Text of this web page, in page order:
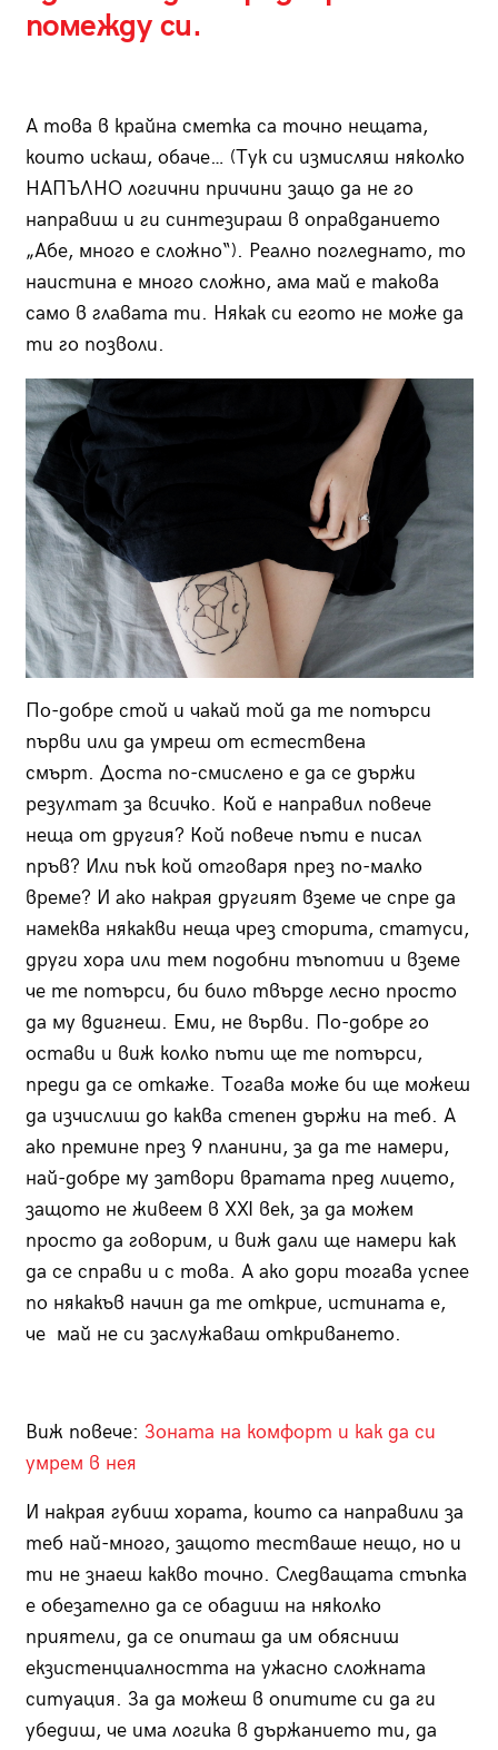
помежду си.
А това в крайна сметка са точно нещата,
които искаш, обаче… (Тук си измисляш няколко
НАПЪЛНО логични причини защо да не го
направиш и ги синтезираш в оправданието
„Абе, много е сложно“). Реално погледнато, то
наистина е много сложно, ама май е такова
само в главата ти. Някак си егото не може да
ти го позволи.
По-добре стой и чакай той да те потърси
първи или да умреш от естествена
смърт. Доста по-смислено е да се държи
резултат за всичко. Кой е направил повече
неща от другия? Кой повече пъти е писал
пръв? Или пък кой отговаря през по-малко
време? И ако накрая другият вземе че спре да
намеква някакви неща чрез сторита, статуси,
други хора или тем подобни тъпотии и вземе
че те потърси, би било твърде лесно просто
да му вдигнеш. Еми, не върви. По-добре го
остави и виж колко пъти ще те потърси,
преди да се откаже. Тогава може би ще можеш
да изчислиш до каква степен държи на теб. А
ако премине през 9 планини, за да те намери,
най-добре му затвори вратата пред лицето,
защото не живеем в XXI век, за да можем
просто да говорим, и виж дали ще намери как
да се справи и с това. А ако дори тогава успее
по някакъв начин да те открие, истината е,
че май не си заслужаваш откриването.
Виж повече: Зоната на комфорт и как да си
умрем в нея
И накрая губиш хората, които са направили за
теб най-много, защото тестваше нещо, но и
ти не знаеш какво точно. Следващата стъпка
е обезателно да се обадиш на няколко
приятели, да се опиташ да им обясниш
екзистенциалността на ужасно сложната
ситуация. За да можеш в опитите си да ги
убедиш, че има логика в държанието ти, да